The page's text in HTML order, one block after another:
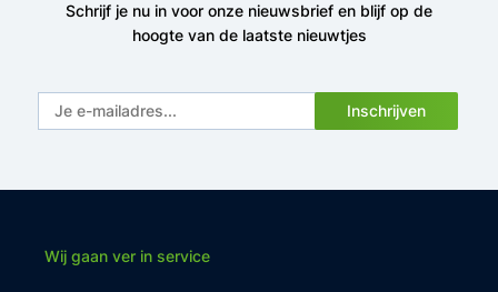
Schrijf je nu in voor onze nieuwsbrief en blijf op de
hoogte van de laatste nieuwtjes
Inschrijven
Wij gaan ver in service